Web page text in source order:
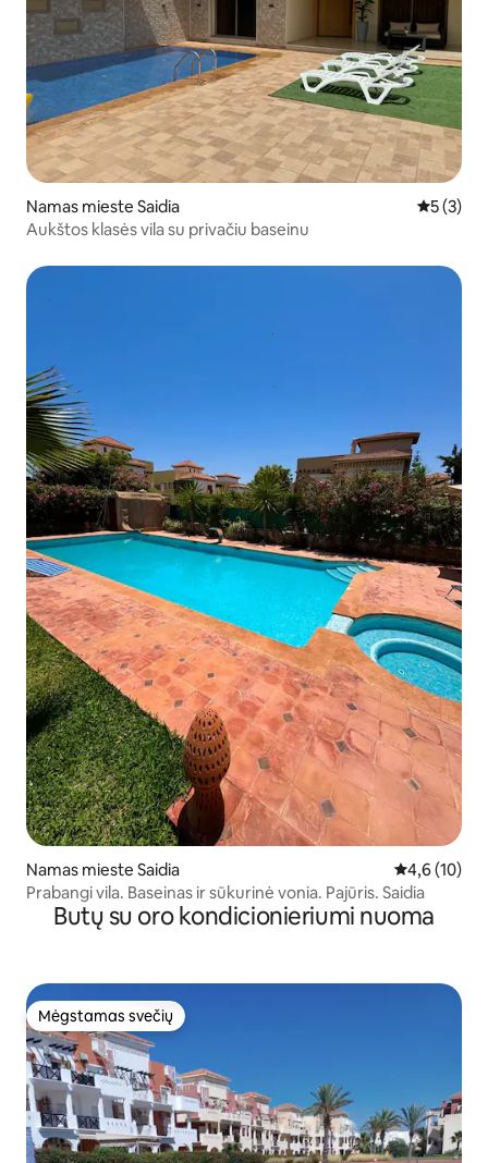
Namas mieste Saidia Vidutinis
5 (3)
Aukštos klasės vila su privačiu baseinu
Namas mieste Saidia Vidutinis
4,6 (10)
Prabangi vila. Baseinas ir sūkurinė vonia. Pajūris. Saidia
Butų su oro kondicionieriumi nuoma
Mėgstamas svečių
Mėgstamas svečių